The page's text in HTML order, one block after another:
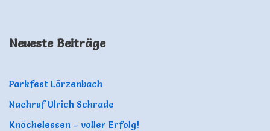
Neueste Beiträge
Parkfest Lörzenbach
Nachruf Ulrich Schrade
Knöchelessen – voller Erfolg!